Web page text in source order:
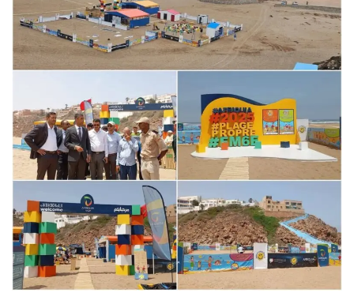
ب
ر
ي
د
إ
ل
ك
ت
ر
و
ن
ي
ا